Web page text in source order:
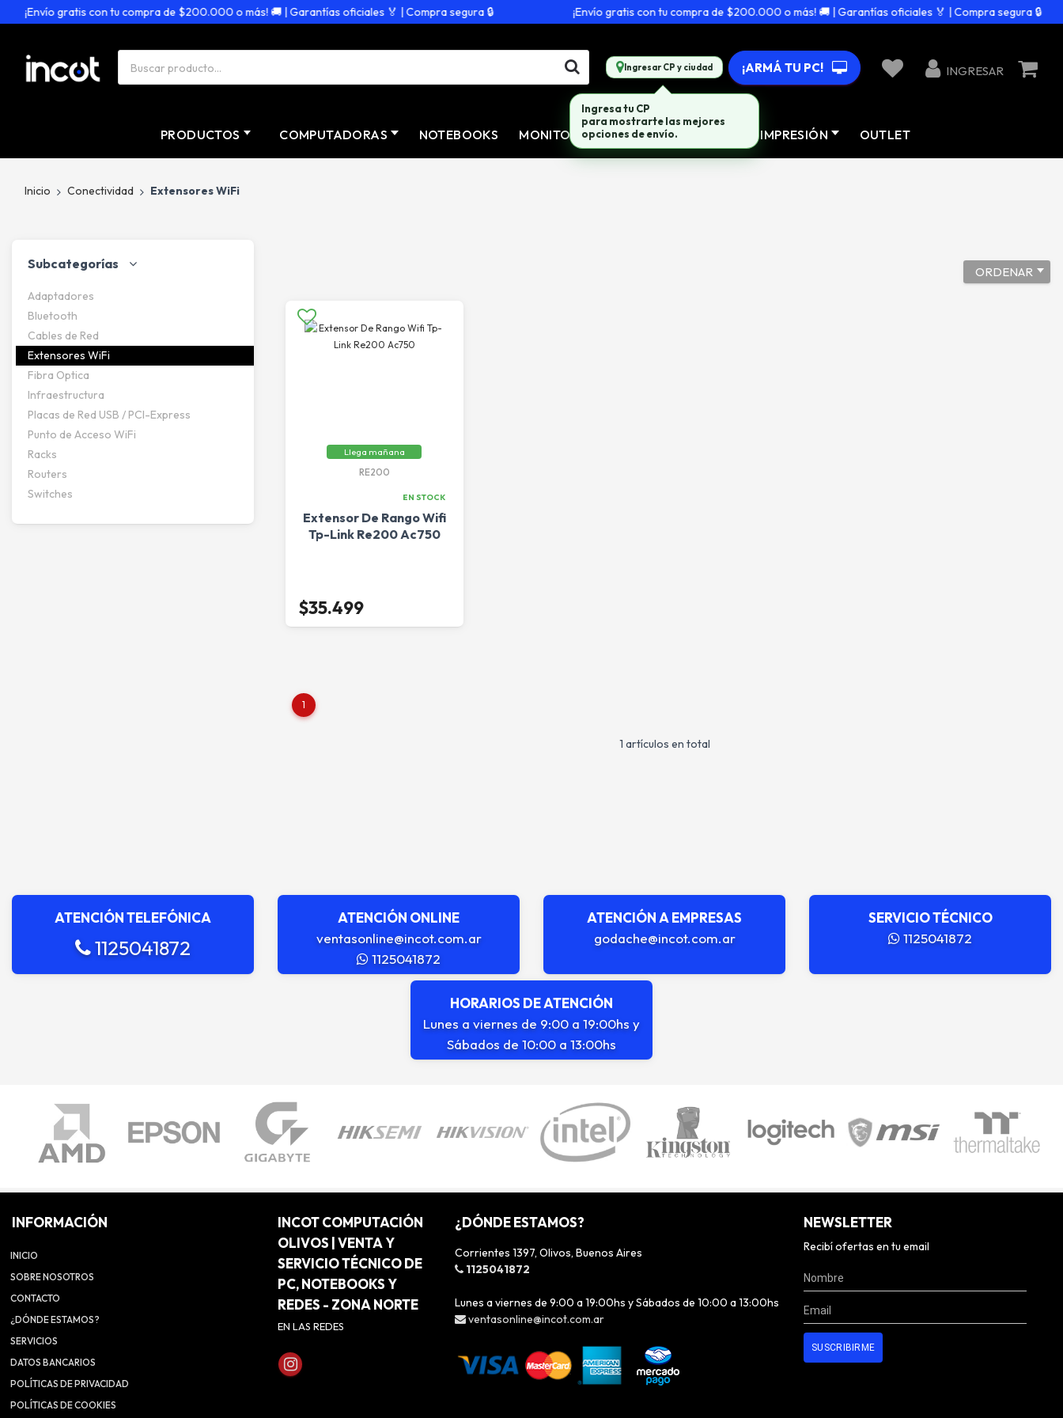
¡Envío gratis con tu compra de $200.000 o más! 🚚 | Garantías oficiales 🏅 | Compra segura 🔒 ¡Envío gratis con tu compra de $200.000 o más! 🚚 | Garantías oficiales 🏅 | Compra segura 🔒
Ingresar CP y ciudad ¡ARMÁ TU PC! INGRESAR
PRODUCTOS COMPUTADORAS NOTEBOOKS MONITORES CONECTIVIDAD IMPRESIÓN OUTLET
Inicio Conectividad Extensores WiFi
Subcategorías
Adaptadores
Bluetooth
Cables de Red
Extensores WiFi
Fibra Optica
Infraestructura
Placas de Red USB / PCI-Express
Punto de Acceso WiFi
Racks
Routers
Switches
ORDENAR
Llega mañana
RE200
EN STOCK
Extensor De Rango Wifi
Tp-Link Re200 Ac750
$35.499
1
1 artículos en total
ATENCIÓN TELEFÓNICA
1125041872
ATENCIÓN ONLINE
ventasonline@incot.com.ar
1125041872
ATENCIÓN A EMPRESAS
godache@incot.com.ar
SERVICIO TÉCNICO
1125041872
HORARIOS DE ATENCIÓN
Lunes a viernes de 9:00 a 19:00hs y
Sábados de 10:00 a 13:00hs
INFORMACIÓN
INICIO
SOBRE NOSOTROS
CONTACTO
¿DÓNDE ESTAMOS?
SERVICIOS
DATOS BANCARIOS
POLÍTICAS DE PRIVACIDAD
POLÍTICAS DE COOKIES
INCOT COMPUTACIÓN
OLIVOS | VENTA Y
SERVICIO TÉCNICO DE
PC, NOTEBOOKS Y
REDES - ZONA NORTE
EN LAS REDES
¿DÓNDE ESTAMOS?
Corrientes 1397, Olivos, Buenos Aires
1125041872
Lunes a viernes de 9:00 a 19:00hs y Sábados de 10:00 a 13:00hs
ventasonline@incot.com.ar
NEWSLETTER
Recibí ofertas en tu email
Ingresa tu CP
para mostrarte las mejores
opciones de envío.